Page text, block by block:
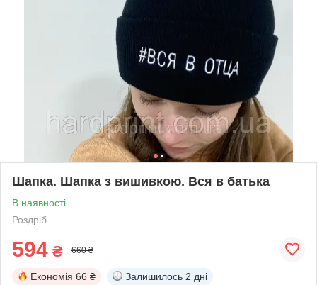
Шапка. Шапка з вишивкою. Вся в батька
В наявності
Роздріб
594 ₴ 660 ₴
Економія 66 ₴ Залишилось 2 дні